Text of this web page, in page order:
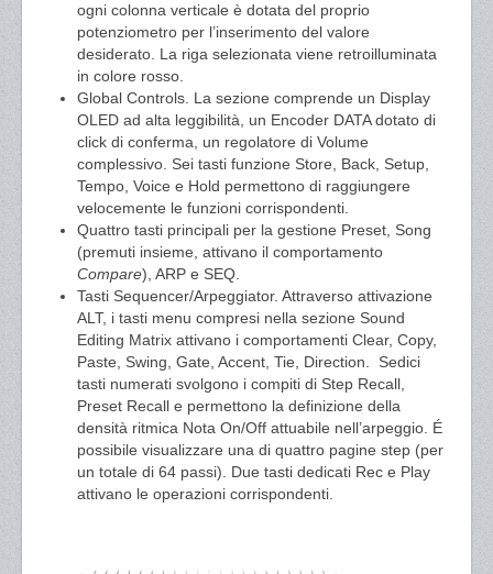
ogni colonna verticale è dotata del proprio
potenziometro per l’inserimento del valore
desiderato. La riga selezionata viene retroilluminata
in colore rosso.
Global Controls. La sezione comprende un Display
OLED ad alta leggibilità, un Encoder DATA dotato di
click di conferma, un regolatore di Volume
complessivo. Sei tasti funzione Store, Back, Setup,
Tempo, Voice e Hold permettono di raggiungere
velocemente le funzioni corrispondenti.
Quattro tasti principali per la gestione Preset, Song
(premuti insieme, attivano il comportamento
Compare), ARP e SEQ.
Tasti Sequencer/Arpeggiator. Attraverso attivazione
ALT, i tasti menu compresi nella sezione Sound
Editing Matrix attivano i comportamenti Clear, Copy,
Paste, Swing, Gate, Accent, Tie, Direction.
Sedici
tasti numerati svolgono i compiti di Step Recall,
Preset Recall e permettono la definizione della
densità ritmica Nota On/Off attuabile nell’arpeggio. É
possibile visualizzare una di quattro pagine step (per
un totale di 64 passi). Due tasti dedicati Rec e Play
attivano le operazioni corrispondenti.